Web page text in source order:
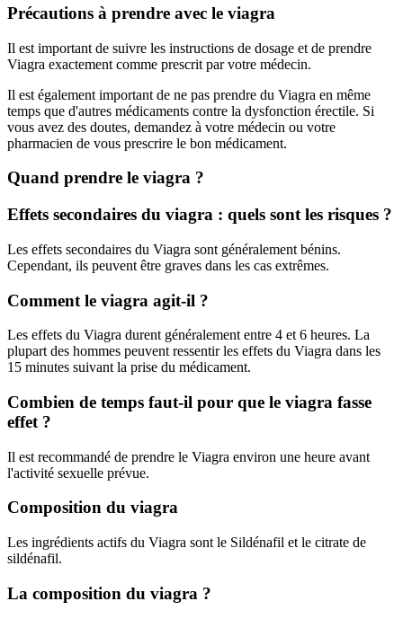
Précautions à prendre avec le viagra
Il est important de suivre les instructions de dosage et de prendre
Viagra exactement comme prescrit par votre médecin.
Il est également important de ne pas prendre du Viagra en même
temps que d'autres médicaments contre la dysfonction érectile. Si
vous avez des doutes, demandez à votre médecin ou votre
pharmacien de vous prescrire le bon médicament.
Quand prendre le viagra ?
Effets secondaires du viagra : quels sont les risques ?
Les effets secondaires du Viagra sont généralement bénins.
Cependant, ils peuvent être graves dans les cas extrêmes.
Comment le viagra agit-il ?
Les effets du Viagra durent généralement entre 4 et 6 heures. La
plupart des hommes peuvent ressentir les effets du Viagra dans les
15 minutes suivant la prise du médicament.
Combien de temps faut-il pour que le viagra fasse
effet ?
Il est recommandé de prendre le Viagra environ une heure avant
l'activité sexuelle prévue.
Composition du viagra
Les ingrédients actifs du Viagra sont le Sildénafil et le citrate de
sildénafil.
La composition du viagra ?